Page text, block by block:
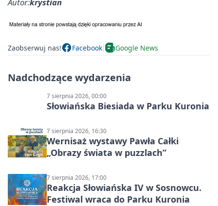
Autor:krystian
Zaobserwuj nas! Facebook Google News
Nadchodzące wydarzenia
7 sierpnia 2026, 00:00
Słowiańska Biesiada w Parku Kuronia
7 sierpnia 2026, 16:30
Wernisaż wystawy Pawła Całki
„Obrazy świata w puzzlach”
7 sierpnia 2026, 17:00
Reakcja Słowiańska IV w Sosnowcu.
Festiwal wraca do Parku Kuronia